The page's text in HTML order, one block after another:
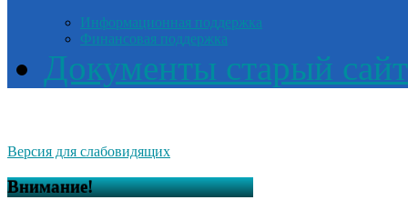
Информационная поддержка
Финансовая поддержка
Документы старый сайт
Версия для слабовидящих
Внимание!